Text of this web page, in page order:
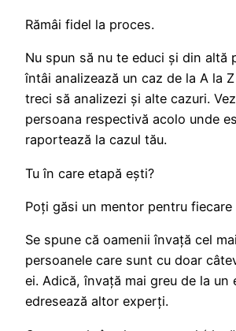
Rămâi fidel la proces.
Nu spun să nu te educi și din altă
întâi analizează un caz de la A la
treci să analizezi și alte cazuri.
persoana respectivă acolo unde
raportează la cazul tău.
Tu în care etapă ești?
Poți găsi un mentor pentru
Se spune că oamenii învață cel
persoanele care sunt cu doar
ei. Adică, învață mai greu de la un
edresează altor experți.